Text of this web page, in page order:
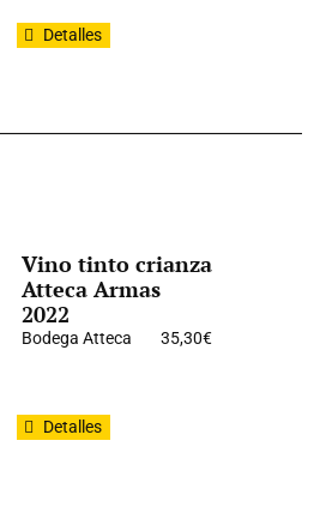
Detalles
Vino tinto crianza
Atteca Armas
2022
Bodega Atteca 35,30€
Detalles